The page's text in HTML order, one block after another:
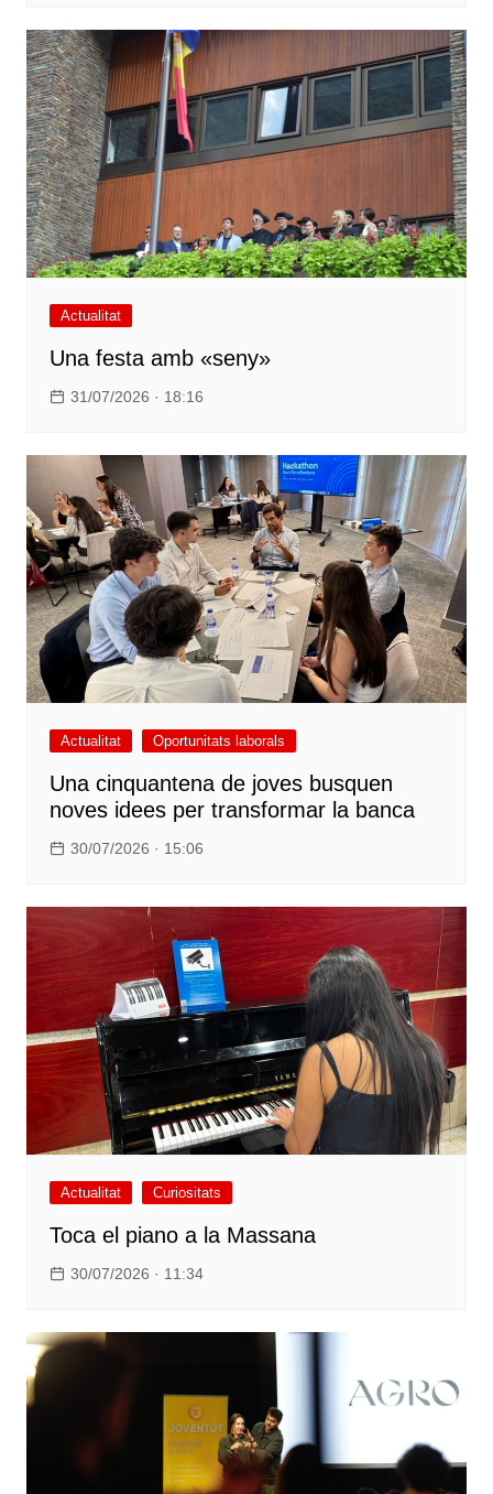
Actualitat
Una festa amb «seny»
31/07/2026 · 18:16
Actualitat Oportunitats laborals
Una cinquantena de joves busquen
noves idees per transformar la banca
30/07/2026 · 15:06
Actualitat Curiositats
Toca el piano a la Massana
30/07/2026 · 11:34